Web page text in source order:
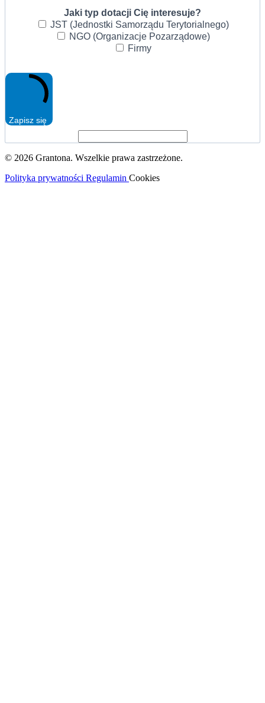
Jaki typ dotacji Cię interesuje?
JST (Jednostki Samorządu Terytorialnego)
NGO (Organizacje Pozarządowe)
Firmy
Zapisz się
© 2026 Grantona. Wszelkie prawa zastrzeżone.
Polityka prywatności Regulamin Cookies